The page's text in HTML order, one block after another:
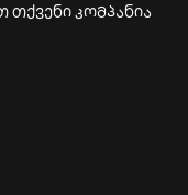
კომპანია